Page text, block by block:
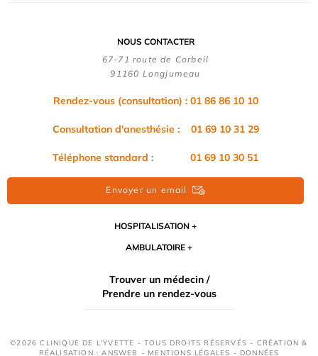
NOUS CONTACTER
67-71 route de Corbeil
91160 Longjumeau
Rendez-vous (consultation) : 01 86 86 10 10
Consultation d'anesthésie : 01 69 10 31 29
Téléphone standard : 01 69 10 30 51
Envoyer un email
HOSPITALISATION
AMBULATOIRE
Trouver un médecin /
Prendre un rendez-vous
©2026 CLINIQUE DE L'YVETTE - TOUS DROITS RÉSERVÉS - CRÉATION &
RÉALISATION : ANSWEB - MENTIONS LÉGALES - DONNÉES